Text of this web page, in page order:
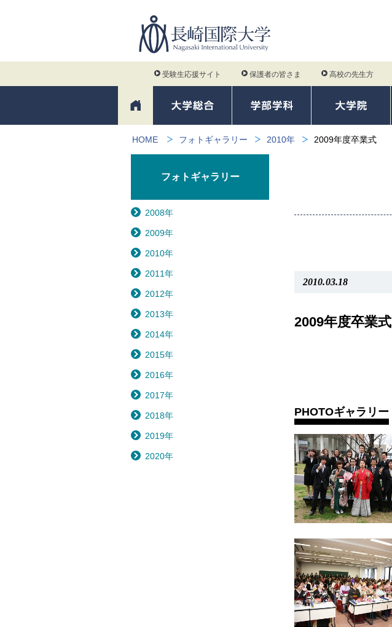
受験生応援サイト 保護者の皆さま 高校の先生方
HOME フォトギャラリー 2010年 2009年度卒業式
2010.03.18
2009年度卒業式
PHOTOギャラリー
フォトギャラリー
2008年
2009年
2010年
2011年
2012年
2013年
2014年
2015年
2016年
2017年
2018年
2019年
2020年